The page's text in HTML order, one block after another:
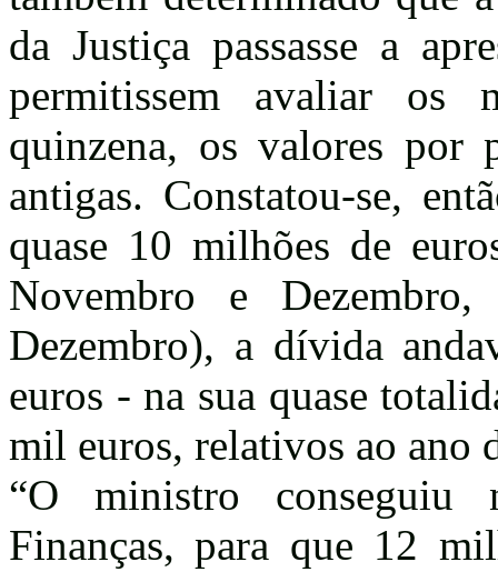
da Justiça passasse a
permitissem avaliar os
quinzena, os valores por
antigas. Constatou-se,
quase 10 milhões de
Novembro e
Dezembro), a dívida
euros - na sua quase
mil euros, relativos ao ano
“O ministro
Finanças, para que 12